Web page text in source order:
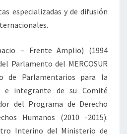
especializadas y de difusión
– Frente Amplio) (1994
Parlamento del MERCOSUR
de Parlamentarios para la
e integrante de su Comité
del Programa de Derecho
Humanos (2010 -2015).
Interino del Ministerio de